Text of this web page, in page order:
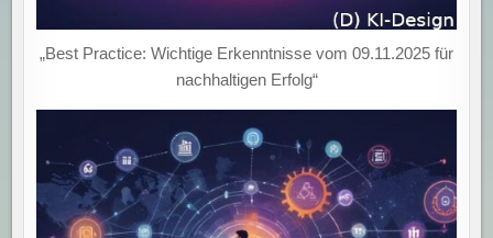
„Best Practice: Wichtige Erkenntnisse vom 09.11.2025 für
nachhaltigen Erfolg“